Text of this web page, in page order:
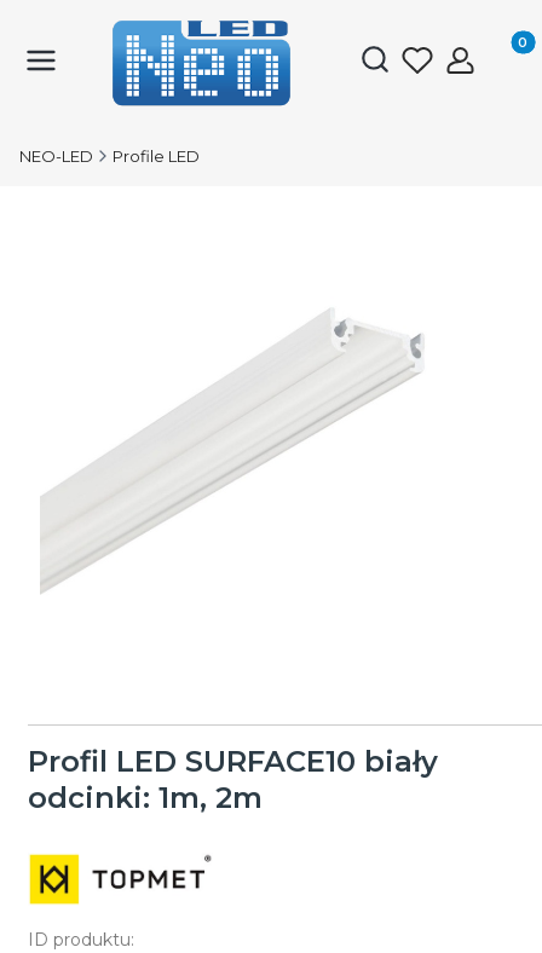
Otwórz
NEO-LED Profile LED
Profil LED SURFACE10 biały
odcinki: 1m, 2m
ID produktu: